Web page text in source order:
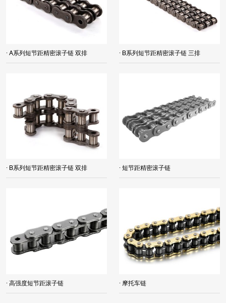
· A系列短节距精密滚子链 双排 · B系列短节距精密滚子链 三排
· B系列短节距精密滚子链 双排 · 短节距精密滚子链
· 高强度短节距滚子链 · 摩托车链